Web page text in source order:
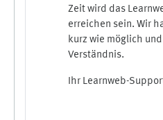
Zeit wird das
erreichen sein. Wir
kurz wie möglich
Verständnis.
Ihr Learnweb-